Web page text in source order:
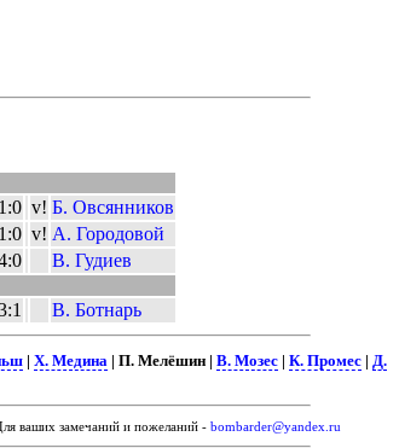
1:0 v! Б. Овсянников
1:0 v! А. Городовой
В. Гудиев
В. Ботнарь
| Х. Медина| П. Мелёшин | В. Мозес| К. Промес| Д.
ваших замечаний и пожеланий - bombarder@yandex.ru